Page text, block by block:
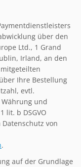
über den
Ltd., 1 Grand
Irland, an den
Ihre Bestellung
evtl.
und
lit. b DSGVO
von
.
auf der Grundlage